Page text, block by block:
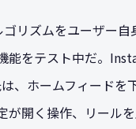
リズムをユーザー自
能をテスト中だ。
、ホームフィードを
が開く操作、リール